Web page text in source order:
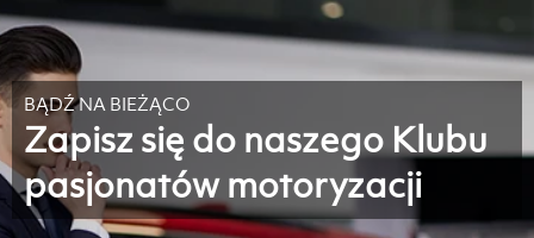
BĄDŹ NA BIEŻĄCO
Zapisz się do naszego Klubu
pasjonatów motoryzacji